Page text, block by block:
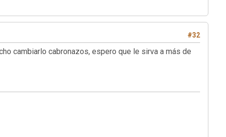
#32
cambiarlo cabronazos, espero que le sirva a más de